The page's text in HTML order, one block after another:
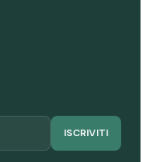
ISCRIVITI